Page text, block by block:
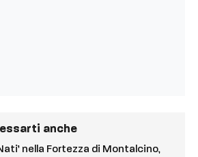
anche
nella Fortezza di Montalcino,